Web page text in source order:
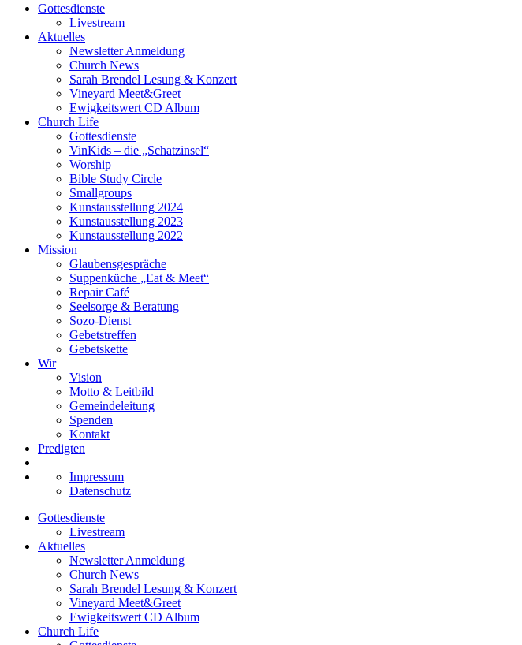
Gottesdienste
Livestream
Aktuelles
Newsletter Anmeldung
Church News
Sarah Brendel Lesung & Konzert
Vineyard Meet&Greet
Ewigkeitswert CD Album
Church Life
Gottesdienste
VinKids – die „Schatzinsel“
Worship
Bible Study Circle
Smallgroups
Kunstausstellung 2024
Kunstausstellung 2023
Kunstausstellung 2022
Mission
Glaubensgespräche
Suppenküche „Eat & Meet“
Repair Café
Seelsorge & Beratung
Sozo-Dienst
Gebetstreffen
Gebetskette
Wir
Vision
Motto & Leitbild
Gemeindeleitung
Spenden
Kontakt
Predigten
Impressum
Datenschutz
Gottesdienste
Livestream
Aktuelles
Newsletter Anmeldung
Church News
Sarah Brendel Lesung & Konzert
Vineyard Meet&Greet
Ewigkeitswert CD Album
Church Life